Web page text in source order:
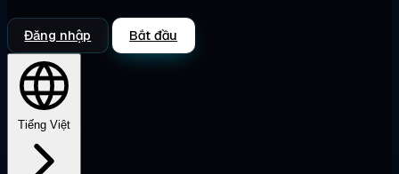
Đăng nhập Bắt đầu
Tiếng Việt